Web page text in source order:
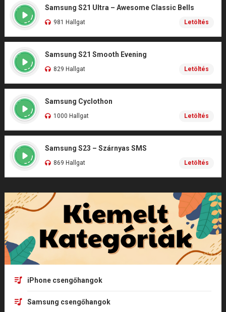
Samsung S21 Ultra – Awesome Classic Bells
981 Hallgat Letöltés
Samsung S21 Smooth Evening
829 Hallgat Letöltés
Samsung Cyclothon
1000 Hallgat Letöltés
Samsung S23 – Szárnyas SMS
869 Hallgat Letöltés
iPhone csengőhangok
Samsung csengőhangok